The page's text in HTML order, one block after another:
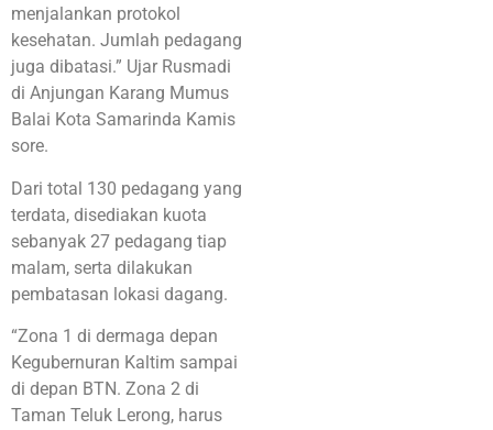
menjalankan protokol
kesehatan. Jumlah pedagang
juga dibatasi.” Ujar Rusmadi
di Anjungan Karang Mumus
Balai Kota Samarinda Kamis
sore.
Dari total 130 pedagang yang
terdata, disediakan kuota
sebanyak 27 pedagang tiap
malam, serta dilakukan
pembatasan lokasi dagang.
“Zona 1 di dermaga depan
Kegubernuran Kaltim sampai
di depan BTN. Zona 2 di
Taman Teluk Lerong, harus